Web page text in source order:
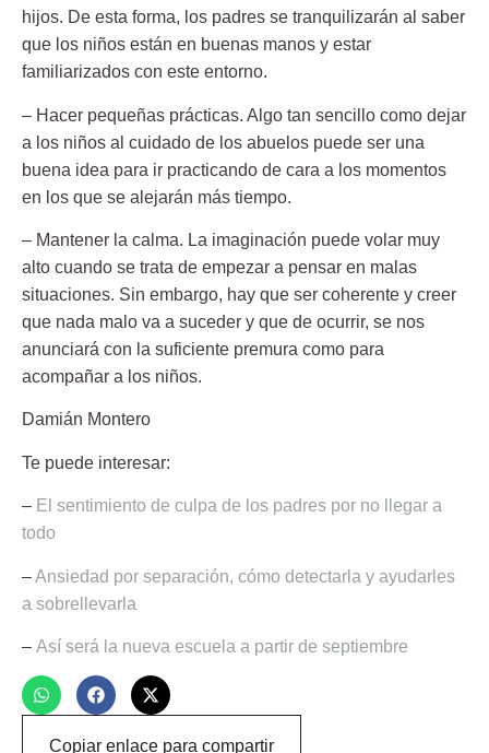
hijos. De esta forma, los padres se tranquilizarán al saber
que los niños están en buenas manos y estar
familiarizados con este entorno.
– Hacer pequeñas prácticas. Algo tan sencillo como dejar
a los niños al cuidado de los abuelos puede ser una
buena idea para ir practicando de cara a los momentos
en los que se alejarán más tiempo.
– Mantener la calma. La imaginación puede volar muy
alto cuando se trata de empezar a pensar en malas
situaciones. Sin embargo, hay que ser coherente y creer
que nada malo va a suceder y que de ocurrir, se nos
anunciará con la suficiente premura como para
acompañar a los niños.
Damián Montero
Te puede interesar:
– El sentimiento de culpa de los padres por no llegar a
todo
–Ansiedad por separación, cómo detectarla y ayudarles
a sobrellevarla
– Así será la nueva escuela a partir de septiembre
Copiar enlace para compartir